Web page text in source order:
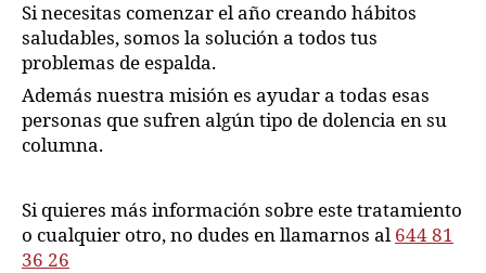
Si necesitas comenzar el año creando hábitos
saludables, somos la solución a todos tus
problemas de espalda.
Además nuestra misión es ayudar a todas esas
personas que sufren algún tipo de dolencia en su
columna.
Si quieres más información sobre este tratamiento
o cualquier otro, no dudes en llamarnos al 644 81
36 26